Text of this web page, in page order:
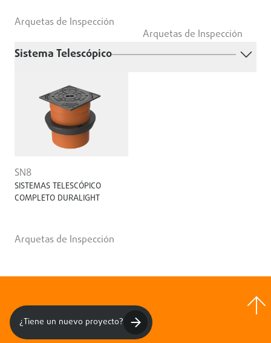
Arquetas de Inspección
Arquetas de Inspección
Sistema Telescópico
SN8
SISTEMAS TELESCÓPICO
COMPLETO DURALIGHT
Arquetas de Inspección
¿Tiene un nuevo proyecto?